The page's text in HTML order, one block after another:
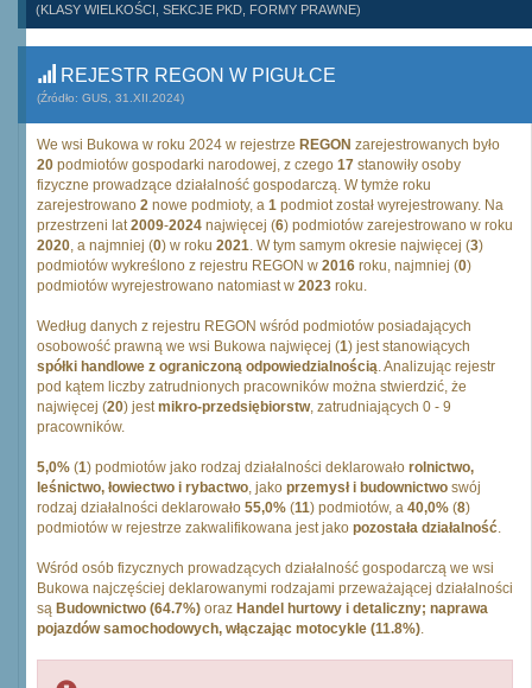
(KLASY WIELKOŚCI, SEKCJE PKD, FORMY PRAWNE)
REJESTR REGON W PIGUŁCE
(Źródło: GUS, 31.XII.2024)
We wsi Bukowa w roku 2024 w rejestrze REGON zarejestrowanych było
20 podmiotów gospodarki narodowej, z czego 17 stanowiły osoby
fizyczne prowadzące działalność gospodarczą. W tymże roku
zarejestrowano 2 nowe podmioty, a 1 podmiot został wyrejestrowany. Na
przestrzeni lat2009-2024 najwięcej (6) podmiotów zarejestrowano w roku
2020, a najmniej (0) w roku 2021. W tym samym okresie najwięcej (3)
podmiotów wykreślono z rejestru REGON w 2016 roku, najmniej (0)
podmiotów wyrejestrowano natomiast w 2023 roku.
Według danych z rejestru REGON wśród podmiotów posiadających
osobowość prawną we wsi Bukowa najwięcej (1) jest stanowiących
spółki handlowe z ograniczoną odpowiedzialnością. Analizując rejestr
pod kątem liczby zatrudnionych pracowników można stwierdzić, że
najwięcej (20) jestmikro-przedsiębiorstw, zatrudniających 0 - 9
pracowników.
5,0% (1) podmiotów jako rodzaj działalności deklarowało rolnictwo,
leśnictwo, łowiectwo i rybactwo, jako przemysł i budownictwo swój
rodzaj działalności deklarowało 55,0% (11) podmiotów, a 40,0% (8)
podmiotów w rejestrze zakwalifikowana jest jako pozostała działalność.
Wśród osób fizycznych prowadzących działalność gospodarczą we wsi
Bukowa najczęściej deklarowanymi rodzajami przeważającej działalności
są Budownictwo (64.7%) oraz Handel hurtowy i detaliczny; naprawa
pojazdów samochodowych, włączając motocykle (11.8%).